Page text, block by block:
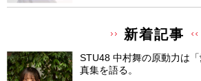
新着記事
STU48 中村舞の原動力は
真集を語る。